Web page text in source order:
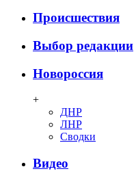
Происшествия
Выбор редакции
Новороссия
+
ДНР
ЛНР
Сводки
Видео